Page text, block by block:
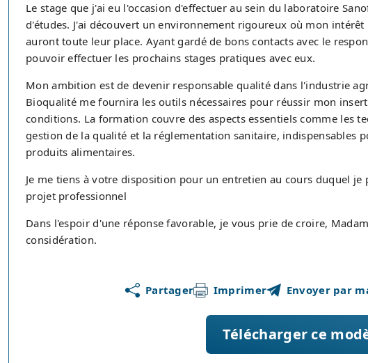
Le stage que j'ai eu l'occasion d'effectuer au sein du laboratoire
d'études. J'ai découvert un environnement rigoureux où mon
auront toute leur place. Ayant gardé de bons contacts avec le
pouvoir effectuer les prochains stages pratiques avec eux.
Mon ambition est de devenir responsable qualité dans l'industrie
Bioqualité me fournira les outils nécessaires pour réussir mon
conditions. La formation couvre des aspects essentiels comme les
gestion de la qualité et la réglementation sanitaire, indispensables
produits alimentaires.
Je me tiens à votre disposition pour un entretien au cours duquel
projet professionnel
Dans l'espoir d'une réponse favorable, je vous prie de croire,
considération.
Partager Imprimer Envoyer par
Télécharger ce